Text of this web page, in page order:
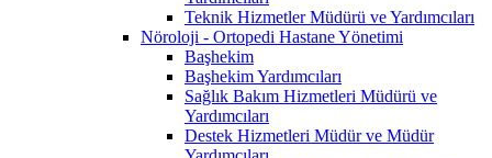
Teknik Hizmetler Müdürü ve Yardımcıları
Nöroloji - Ortopedi Hastane Yönetimi
Başhekim
Başhekim Yardımcıları
Sağlık Bakım Hizmetleri Müdürü ve
Yardımcıları
Destek Hizmetleri Müdür ve Müdür